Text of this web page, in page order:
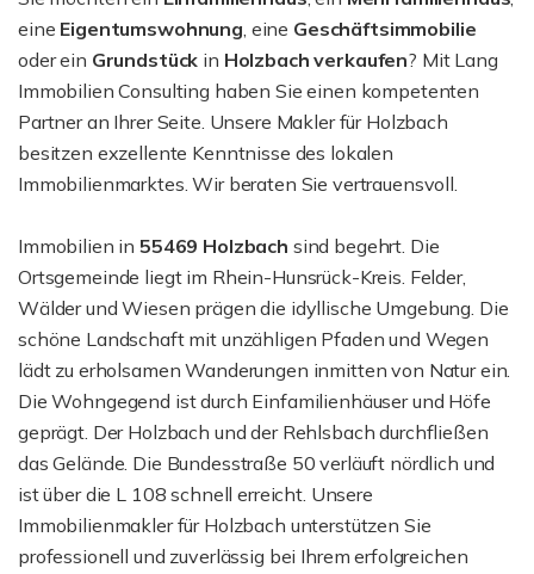
eine Eigentumswohnung, eine Geschäftsimmobilie
oder ein Grundstück in Holzbachverkaufen? Mit Lang
Immobilien Consulting haben Sie einen kompetenten
Partner an Ihrer Seite. Unsere Makler für Holzbach
besitzen exzellente Kenntnisse des lokalen
Immobilienmarktes. Wir beraten Sie vertrauensvoll.
Immobilien in 55469 Holzbach sind begehrt. Die
Ortsgemeinde liegt im Rhein-Hunsrück-Kreis. Felder,
Wälder und Wiesen prägen die idyllische Umgebung. Die
schöne Landschaft mit unzähligen Pfaden und Wegen
lädt zu erholsamen Wanderungen inmitten von Natur ein.
Die Wohngegend ist durch Einfamilienhäuser und Höfe
geprägt. Der Holzbach und der Rehlsbach durchfließen
das Gelände. Die Bundesstraße 50 verläuft nördlich und
ist über die L 108 schnell erreicht. Unsere
Immobilienmakler für Holzbach unterstützen Sie
professionell und zuverlässig bei Ihrem erfolgreichen